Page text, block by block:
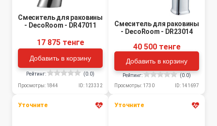
Смеситель для раковины
- DecoRoom - DR47011
17 875 тенге
Добавить в корзину
Рейтинг: (0.0)
Просмотры: 1844 ID: 123332
Смеситель для раковины
- DecoRoom - DR23014
40 500 тенге
Добавить в корзину
Рейтинг:
(0.0)
Просмотры: 1730
ID: 141697
Уточните Уточните